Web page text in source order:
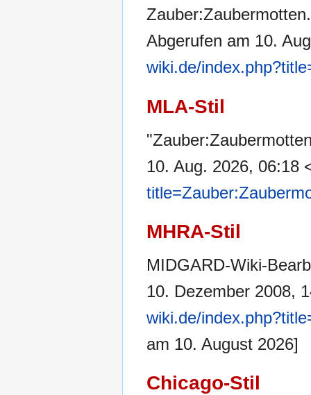
Abgerufen am 10.
wiki.de/
MLA-Stil
10. Aug. 2026, 06:18
MHRA-Stil
MIDGARD-Wiki-
10. Dezember 2008,
wiki.de/
am 10. August 2026]
Chicago-Stil